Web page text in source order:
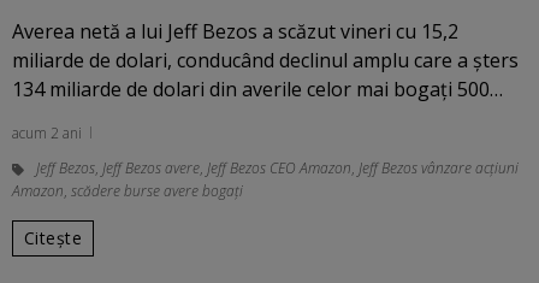
Averea netă a lui Jeff Bezos a scăzut vineri cu 15,2
miliarde de dolari, conducând declinul amplu care a şters
134 miliarde de dolari din averile celor mai bogaţi 500…
acum 2 ani
Jeff Bezos, Jeff Bezos avere, Jeff Bezos CEO Amazon, Jeff Bezos vânzare acțiuni
Amazon, scădere burse avere bogaţi
Citește